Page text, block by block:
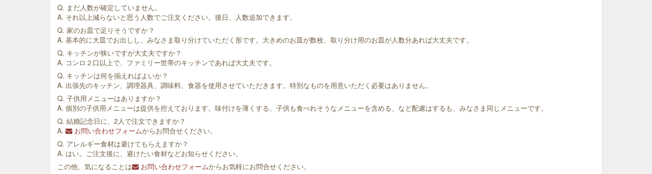
Q. まだ人数が確定していません。
A. それ以上減らないと思う人数でご注文ください。後日、人数追加できます。
Q. 家のお皿で足りそうですか？
A. 基本的に大皿でお出しし、みなさま取り分けていただく形です。大きめのお皿が数枚、取り分け用のお皿が人数分あれば大丈夫です。
Q. キッチンが狭いですが大丈夫ですか？
A. コンロ２口以上で、ファミリー世帯のキッチンであれば大丈夫です。
Q. キッチンは何を揃えればよいか？
A. 出張先のキッチン、調理器具、調味料、食器を使用させていただきます。特別なものを用意いただく必要はありません。
Q. 子供用メニューはありますか？
A. 個別の子供用メニューは提供を控えております。味付けを薄くする、子供も食べれそうなメニューを含める、など配慮はするも、みなさま同じメニューです。
Q. 結婚記念日に、2人で注文できますか？
A.
お問い合わせフォームからお問合せください。
Q. アレルギー食材は避けてもらえますか？
A. はい。ご注文後に、避けたい食材などお知らせください。
この他、気になることは
お問い合わせフォームからお気軽にお問合せください。